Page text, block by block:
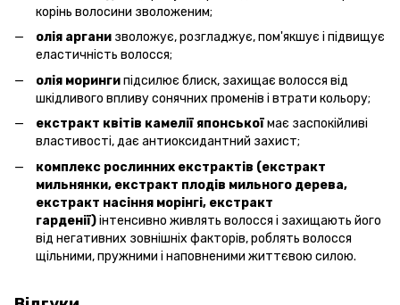
корінь волосини зволоженим;
олія аргани зволожує, розгладжує, пом'якшує і підвищує
еластичність волосся;
олія морингипідсилює блиск, захищає волосся від
шкідливого впливу сонячних променів і втрати кольору;
екстракт квітів камелії японськоїмає заспокійливі
властивості, дає антиоксидантний захист;
комплекс рослинних екстрактів (екстракт
мильнянки, екстракт плодів мильного дерева,
екстракт насіння морінгі, екстракт
гарденії)інтенсивно живлять волосся і захищають його
від негативних зовнішніх факторів, роблять волосся
щільними, пружними і наповненими життєвою силою.